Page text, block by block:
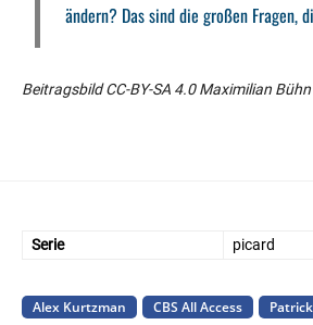
ändern? Das sind die großen Fragen,
Beitragsbild CC-BY-SA 4.0 Maximilian Bühn
Serie picard
Alex Kurtzman CBS All Access